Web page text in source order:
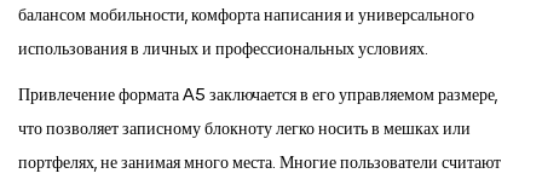
балансом мобильности, комфорта написания и универсального
использования в личных и профессиональных условиях.
Привлечение формата A5 заключается в его управляемом размере,
что позволяет записному блокноту легко носить в мешках или
портфелях, не занимая много места. Многие пользователи считают